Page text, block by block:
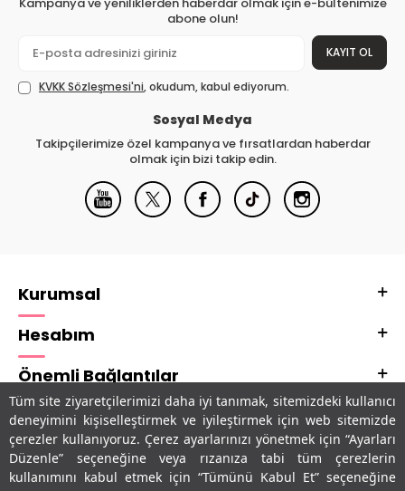
Tüm site ziyaretçilerimizi daha iyi tanımak, sitemizdeki kullanıcı
deneyimini kişiselleştirmek ve iyileştirmek için web sitemizde
çerezler kullanıyoruz. Çerez ayarlarınızı yönetmek için “Ayarları
Düzenle” seçeneğine veya rızanıza tabi tüm çerezlerin
kullanımını kabul etmek için “Tümünü Kabul Et” seçeneğine
abone olun!
KAYIT OL
KVKK Sözleşmesi'ni, okudum, kabul ediyorum.
Sosyal Medya
Takipçilerimize özel kampanya ve fırsatlardan haberdar
olmak için bizi takip edin.
Kurumsal
Hesabım
Önemli Bağlantılar
Adres & İletişim
Uygulamalarımız